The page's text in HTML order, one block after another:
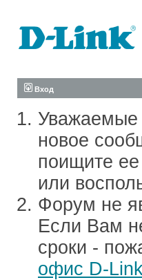
Вход
новое
поищите
или
Форум не
Если Вам
сроки -
офис D-